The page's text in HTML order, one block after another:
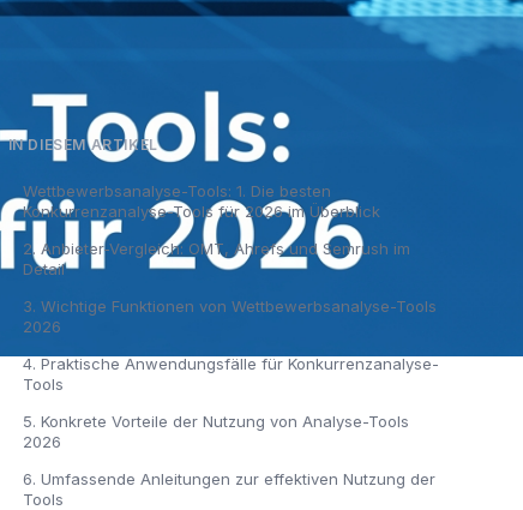
IN DIESEM ARTIKEL
Wettbewerbsanalyse-Tools: 1. Die besten
Konkurrenzanalyse-Tools für 2026 im Überblick
2. Anbieter-Vergleich: OMT, Ahrefs und Semrush im
Detail
3. Wichtige Funktionen von Wettbewerbsanalyse-Tools
2026
4. Praktische Anwendungsfälle für Konkurrenzanalyse-
Tools
5. Konkrete Vorteile der Nutzung von Analyse-Tools
2026
6. Umfassende Anleitungen zur effektiven Nutzung der
Tools